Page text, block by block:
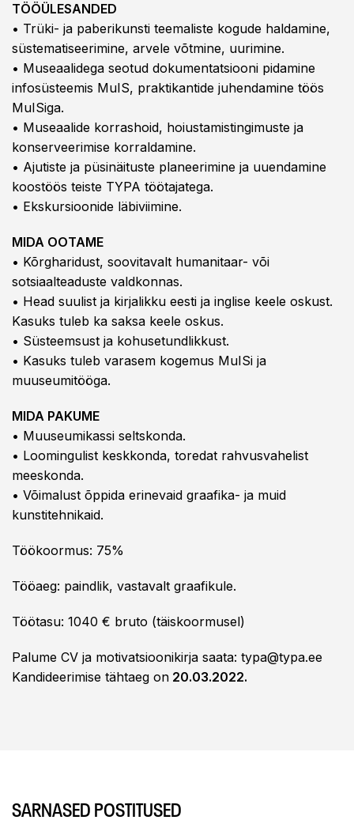
TÖÖÜLESANDED
• Trüki- ja paberikunsti teemaliste kogude haldamine,
süstematiseerimine, arvele võtmine, uurimine.
• Museaalidega seotud dokumentatsiooni pidamine
infosüsteemis MuIS, praktikantide juhendamine töös
MuISiga.
• Museaalide korrashoid, hoiustamistingimuste ja
konserveerimise korraldamine.
• Ajutiste ja püsinäituste planeerimine ja uuendamine
koostöös teiste TYPA töötajatega.
• Ekskursioonide läbiviimine.
MIDA OOTAME
• Kõrgharidust, soovitavalt humanitaar- või
sotsiaalteaduste valdkonnas.
• Head suulist ja kirjalikku eesti ja inglise keele oskust.
Kasuks tuleb ka saksa keele oskus.
• Süsteemsust ja kohusetundlikkust.
• Kasuks tuleb varasem kogemus MuISi ja
muuseumitööga.
MIDA PAKUME
• Muuseumikassi seltskonda.
• Loomingulist keskkonda, toredat rahvusvahelist
meeskonda.
• Võimalust õppida erinevaid graafika- ja muid
kunstitehnikaid.
Töökoormus: 75%
Tööaeg: paindlik, vastavalt graafikule.
Töötasu: 1040 € bruto (täiskoormusel)
Palume CV ja motivatsioonikirja saata: typa@typa.ee
Kandideerimise tähtaeg on 20.03.2022.
SARNASED POSTITUSED